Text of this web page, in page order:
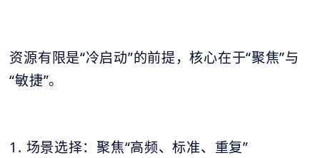
资源有限是“冷启动”的前提，核心在于“聚焦”与
“敏捷”。
1. 场景选择：聚焦“高频、标准、重复”